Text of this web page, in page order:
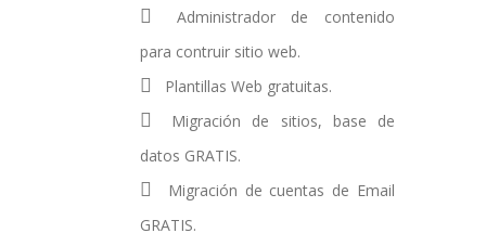
Administrador de contenido
para contruir sitio web.
Plantillas Web gratuitas.
Migración de sitios, base de
datos GRATIS.
Migración de cuentas de Email
GRATIS.